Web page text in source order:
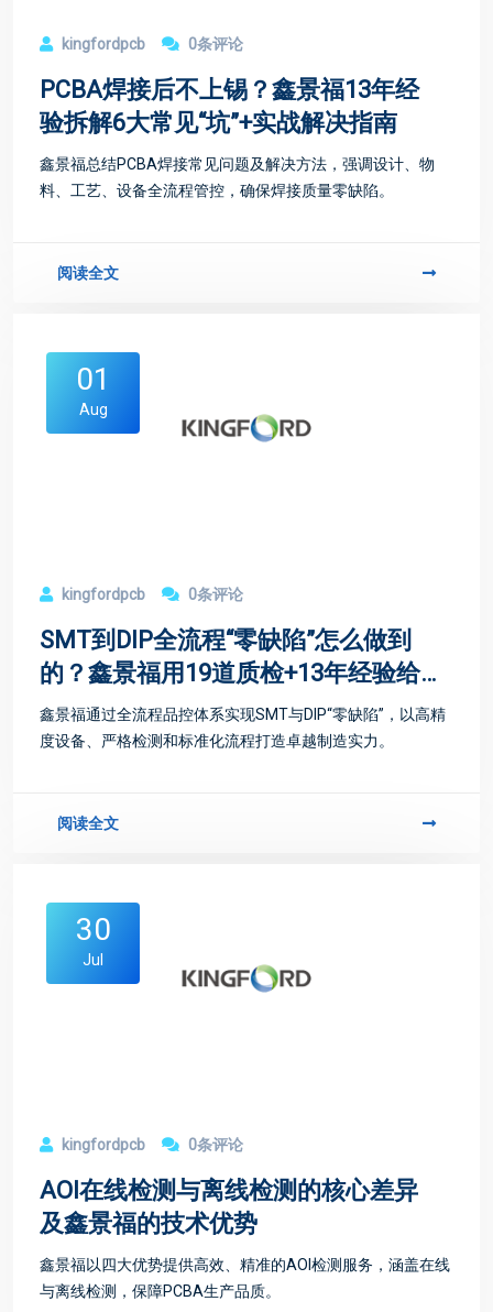
kingfordpcb 0条评论
PCBA焊接后不上锡？鑫景福13年经
验拆解6大常见“坑”+实战解决指南
鑫景福总结PCBA焊接常见问题及解决方法，强调设计、物
料、工艺、设备全流程管控，确保焊接质量零缺陷。
阅读全文
01
Aug
SMT到DIP全流程“零缺陷”怎么做到
出答案
鑫景福通过全流程品控体系实现SMT与DIP“零缺陷”，以高精
30
Jul
kingfordpcb 0条评论
及鑫景福的技术优势